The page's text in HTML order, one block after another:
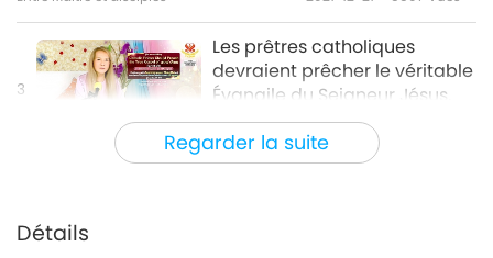
Regarder la suite
3
Les prêtres catholiques
devraient prêcher le véritable
Évangile du Seigneur Jésus,
partie 3/8
Entre Maître et disciples 2021-12-22
Détails